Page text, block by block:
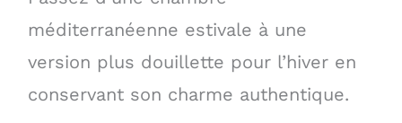
méditerranéenne estivale à une
version plus douillette pour l’hiver en
conservant son charme authentique.